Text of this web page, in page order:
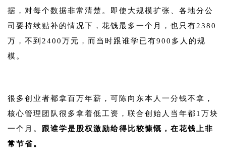
据，对每个数据非常清楚。即使大规模扩张、各地分公
司要持续贴补的情况下，花钱最多一个月，也只有2380
万，不到2400万元，而当时跟谁学已有900多人的规
模。
很多创业者都拿百万年薪，可陈向东本人一分钱不拿，
核心管理团队很多拿着低工资，联合创始人当年都1万块
一个月。 跟谁学是股权激励给得比较慷慨，在花钱上非
常节省。